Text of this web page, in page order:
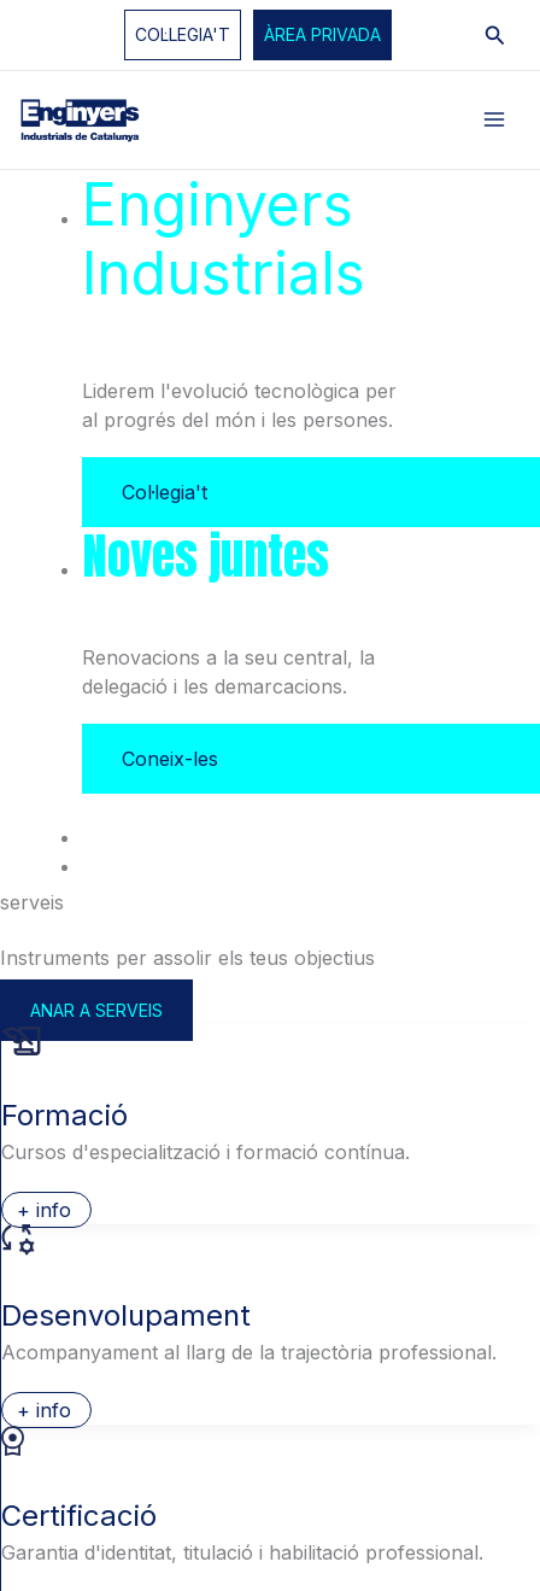
COL·LEGIA'T ÀREA PRIVADA
Enginyers
Industrials
Liderem l'evolució tecnològica per
al progrés del món i les persones.
Col·legia't
Noves juntes
Renovacions a la seu central, la
delegació i les demarcacions.
Coneix-les
serveis
Instruments per assolir els teus objectius
ANAR A SERVEIS
Formació
Cursos d'especialització i formació contínua.
+ info
Desenvolupament
Acompanyament al llarg de la trajectòria professional.
+ info
Certificació
Garantia d'identitat, titulació i habilitació professional.